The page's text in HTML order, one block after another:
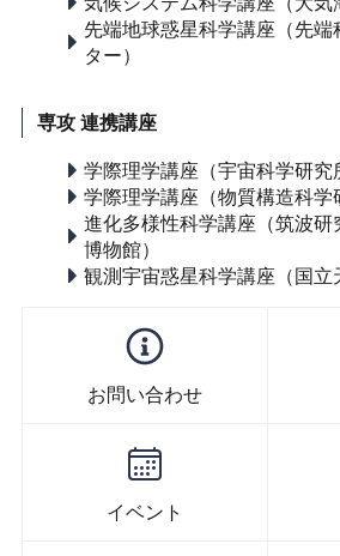
先端地球惑星科学講座（先端
ター）
専攻 連携講座
学際理学講座（宇宙科学研究
学際理学講座（物質構造科学
進化多様性科学講座（筑波研
博物館）
観測宇宙惑星科学講座（国立
お問い合わせ
イベント